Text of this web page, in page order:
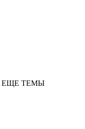
ЕЩЕ ТЕМЫ